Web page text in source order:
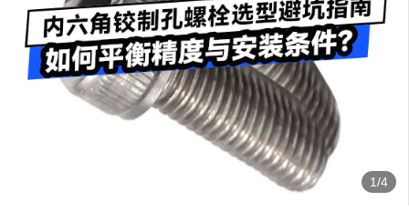
1/4